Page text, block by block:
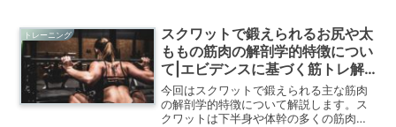
期の身体的変化に加え、トレーニング強
度が上がるため怪我のリス...
トレーニング
スクワットで鍛えられるお尻や太
ももの筋肉の解剖学的特徴につい
て|エビデンスに基づく筋トレ解
説
今回はスクワットで鍛えられる主な筋肉
の解剖学的特徴について解説します。ス
クワットは下半身や体幹の多くの筋肉を